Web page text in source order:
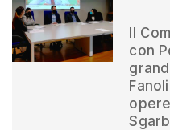
Il
con